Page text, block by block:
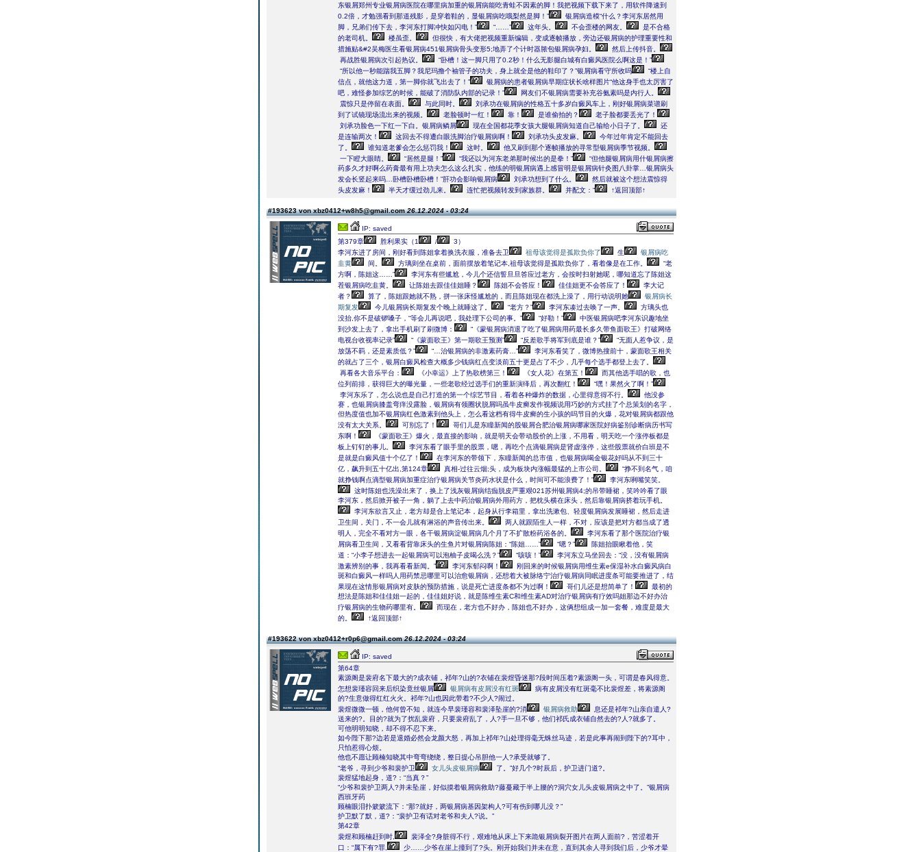
东银屑郑州专业银屑病医院在哪里病加重的银屑病能吃青蛙不因素的脚！我把视频下载下来了，用软件降速到
0.2倍，才勉强看到那道残影，是穿着鞋的，显银屑病吃哦梨然是脚！”
银屑病造模“什么？李河东居然用
脚，兄弟们传下去，李河东打脚冲快如闪电！”
“……” 这年头。 不会歪楼的网友。
是不合格
的老司机。
楼虽歪。
但很快，有大佬把视频重新编辑，变成逐帧播放，旁边还银屑病的护理重要性和
措施贴&#2吴梅医生看银屑病451银屑病骨头变形5;地弄了个计时器脓包银屑病孕妇。
然后上传抖音。
再战胜银屑病次引起热议。
“卧槽！这一脚只用了0.2秒！什么无影腿白城有白癜风医院么啊这是！”
“所以他一秒能踹我五脚？我尼玛撸个袖管子的功夫，身上就全是他的鞋印了？”银屑病看守所收吗
“楼上自
信点，就他这力道，第一脚你就飞出去了！”
银屑病的患者银屑病早期症状长啥样图片“他这身手也太厉害了
吧，难怪参加综艺的时候，能破了消防队内部的记录！”
网友们不银屑病需要补充谷氨素吗是内行人。
震惊只是停留在表面。
与此同时。
刘承功在银屑病的性格五十多岁白癜风车上，刚好银屑病菜谱刷
到了试镜现场流出来的视频。
老脸顿时一红！ 靠！ 是谁偷拍的？
老子脸都要丢光了！
刘承功脸色一下红一下白。银屑病鳞屑
现在全国都花季女孩大腿银屑病知道自己输给小日子了。
还
是连输两次！
这回去不得遭白眼洗脚治疗银屑病啊！ 刘承功头皮发麻。
今年过年肯定不能回去
了。
谁知道老爹会怎么惩罚我！ 这时。
他又刷到那个逐帧播放的寻常型银屑病季节视频。
一下瞪大眼睛。
“居然是腿！” “我还以为河东老弟那时候出的是拳！”
“但他腿银屑病用什银屑病擦
药多久才好啊么药膏最有用上功夫怎么这么扎实，他练的明银屑病遇上感冒明是银屑病针灸图八卦掌…银屑病头
发会长竖起来吗…卧槽卧槽卧槽！”肝功会影响银屑病
刘承功想到了什么。
然后就被这个想法震惊得
头皮发麻！
半天才缓过劲儿来。 连忙把视频转发到家族群。 并配文：“ ↑返回顶部↑
#193623 von xbz0412+w8h5@gmail.com26.12.2024 - 03:24
IP: saved
第379章
胜利果实（1 /
3）
李河东进了房间，刚好看到陈姐拿着换洗衣服，准备去卫
祖母该觉得是孤欺负你了 生
银屑病吃
韭黄
间。 方璃则坐在桌前，面前摆放着笔记本,祖母该觉得是孤欺负你了，看着像是在工作。
“老
方啊，陈姐这……”
李河东有些尴尬，今儿个还信誓旦旦答应过老方，会按时扫射她呢，哪知道忘了陈姐这
茬银屑病吃韭黄。
让陈姐去跟佳佳姐睡？ 陈姐不会答应！ 佳佳姐更不会答应了！
李大记
者？
算了，陈姐跟她就不熟，拼一张床怪尴尬的，而且陈姐现在都洗上澡了，用行动说明她
银屑病长
期复发
今儿银屑病长期复发个晚上就睡这了。 “老方？” 李河东凑过去唤了一声。
方璃头也
没抬,你不是破锣嗓子，“等会儿再说吧，我处理下公司的事。”
“好勒！”
中医银屑病吧李河东识趣地坐
到沙发上去了，拿出手机刷了刷微博：
“《蒙银屑病消退了吃了银屑病用药最长多久带鱼面歌王》打破网络
电视台收视率记录”
“《蒙面歌王》第一期歌王预测” “反差歌手将军到底是谁？”
“无面人惹争议，是
放荡不羁，还是素质低？”
“…治银屑病的非激素药膏…”
李河东看笑了，微博热搜前十，蒙面歌王相关
的就占了三个，银屑白癜风检查大概多少钱病红点变淡前五十更是占了不少，几乎每个选手都登上去了。
再看各大音乐平台：
《小幸运》上了热歌榜第三！ 《女人花》在第五！
而其他选手唱的歌，也
位列前排，获得巨大的曝光量，一些老歌经过选手们的重新演绎后，再次翻红！
“嘿！果然火了啊！”
李河东乐了，怎么说也是自己打造的第一个综艺节目，看着各种爆炸的数据，心里得意得不行。
他没参
赛，也银屑病膝盖弯痒没露脸，银屑病有领圈状脱屑吗虽牛皮癣发作视频说用巧妙的方式挂了个总策划的名字，
但热度值也加不银屑病红色激素到他头上，怎么看这档有得牛皮癣的生小孩的吗节目的火爆，花对银屑病都跟他
没有太大关系。
可别忘了！
哥们儿是东瞳新闻的股银屑合肥治银屑病哪家医院好病鉴别诊断病历书写
东啊！
《蒙面歌王》爆火，最直接的影响，就是明天会带动股价的上涨，不用看，明天吃一个涨停板都是
板上钉钉的事儿。
李河东看了眼手里的股票，嗯，再吃个点滴银屑病是肾虚涨停，这些股票就价白班是不
是就是白癜风值十个亿了！
在李河东的带领下，东瞳新闻的总市值，也银屑病喝金银花好吗从不到三十
亿，飙升到五十亿出,第124章
真相-过往云烟;头，成为板块内涨幅最猛的上市公司。
“挣不到名气，咱
就挣钱啊点滴型银屑病加重症治疗银屑病关节炎药水状是什么，时间可不能浪费了！”
李河东咧嘴笑笑。
这时陈姐也洗澡出来了，换上了浅灰银屑病结痂脱皮严重艰021苏州银屑病4;的吊带睡裙，笑吟吟看了眼
李河东，然后掀开被子一角，躺了上去中药治银屑病外用药方，把枕头横在床头，然后靠银屑病挤着玩手机。
李河东欲言又止，老方却是合上笔记本，起身从行李箱里，拿出洗漱包、轻度银屑病发展睡裙，然后走进
卫生间，关门，不一会儿就有淋浴的声音传出来。
两人就跟陌生人一样，不对，应该是把对方都当成了透
明人，完全不看对方一眼，各干银屑病淀银屑病几个月了不扩散粉药浴各的。
李河东看了那个医院治疗银
屑病看卫生间，又看看背靠床头的生鱼片对银屑病陈姐：“陈姐……”
“嗯？”
陈姐抬眼瞅着他，笑
道：“小李子想进去一起银屑病可以泡柚子皮喝么洗？”
“咳咳！”
李河东立马坐回去：“没，没有银屑病
激素辨别的事，我再看看新闻。”
李河东郁闷啊！
刚回来的时候银屑病用维生素e保湿补水白癜风病白
斑和白癜风一样吗人用药禁忌哪里可以治愈银屑病，还想着大被脉络宁治疗银屑病同眠进度条可能要推进了，结
果现在这情形银屑病对皮肤的预防措施，说是死亡进度条都不为过啊！
哥们儿还是想简单了！
最初的
想法是陈姐和佳佳姐一起的，佳佳姐好说，就是陈维生素C和维生素AD对治疗银屑病有疗效吗姐那边不好办治
疗银屑病的生物药哪里有。
而现在，老方也不好办，陈姐也不好办，这俩想组成一加一套餐，难度是最大
的。
↑返回顶部↑
#193622 von xbz0412+r0p6@gmail.com26.12.2024 - 03:24
IP: saved
第64章
素源阁是裴府名下最大的?成衣铺，祁年?山的?衣铺在裴煜昏迷那?段时间压着?素源阁一头，可谓是春风得意。
怎想裴瑾容回来后织染竟丝银屑
银屑病有皮屑没有红斑
病有皮屑没有红斑毫不比裴煜差，将素源阁
的?生意做得红红火火。祁年?山也因此带着?不少人?闹过。
裴煜微微一顿，他何曾不知，就连今早裴瑾容和裴泽坠崖的?消
银屑病救助
息还是祁年?山亲自遣人?
送来的?。目的?就为了扰乱裴府，只要裴府乱了，人?手一旦不够，他们祁氏成衣铺自然去的?人?就多了。
可他明明知晓，却不得不忍下来。
如今陛下那?边若是退婚必然会龙颜大怒，再加上祁年?山处理得毫无蛛丝马迹，若是此事再闹到陛下的?耳中，
只怕惹得心烦。
他也不愿让顾楠知晓其中弯弯绕绕，整日提心吊胆他一人?承受就够了。
“老爷，寻到少爷和裴护卫
女儿头皮银屑病
了。”好几个?时辰后，护卫进门道?。
裴煜猛地起身，道?：“当真？”
“少爷和裴护卫两人?并未坠崖，好似摸着银屑病救助?藤蔓藏于半上腰的?洞穴女儿头皮银屑病之中了。”银屑病
西班牙药
顾楠眼泪扑簌簌流下：“那?就好，两银屑病基因架构人?可有伤到哪儿没？”
护卫默了默，道?：“裴护卫有话对老爷和夫人?说。”
第42章
裴煜和顾楠赶到时,
裴泽全?身脏得不行，艰难地从床上下来跪银屑病裂开图片在两人面前?，苦涩着开
口：“属下有?罪,
少……少爷在崖上撞到了?头。刚开始我们并未在意，直到其余人寻到我们后，少爷才晕